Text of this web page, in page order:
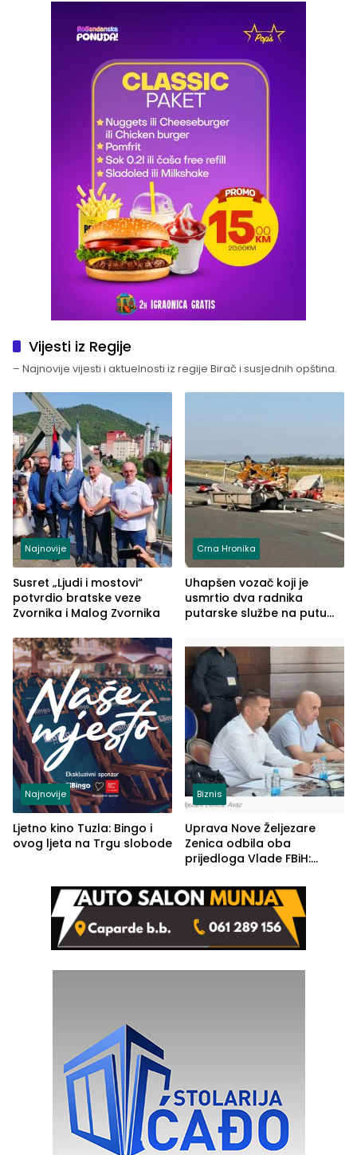
Vijesti iz Regije
– Najnovije vijesti i aktuelnosti iz regije Birač i susjednih opština.
Najnovije
Susret „Ljudi i mostovi“
potvrdio bratske veze
Zvornika i Malog Zvornika
Crna Hronika
Uhapšen vozač koji je
usmrtio dva radnika
putarske službe na putu
(FOTO)
Najnovije
Ljetno kino Tuzla: Bingo i
ovog ljeta na Trgu slobode
Biznis
Uprava Nove Željezare
Zenica odbila oba
prijedloga Vlade FBiH:
rješenje